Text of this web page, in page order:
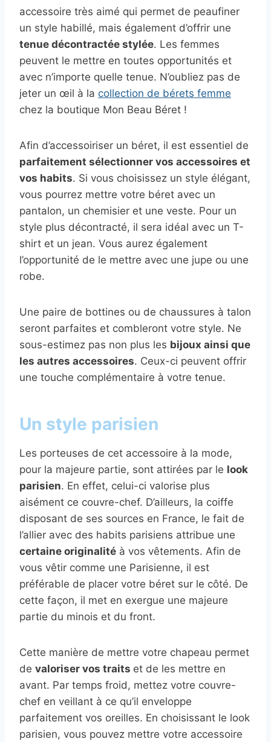
accessoire très aimé qui permet de peaufiner
un style habillé, mais également d’offrir une
tenue décontractée stylée. Les femmes
peuvent le mettre en toutes opportunités et
avec n’importe quelle tenue. N’oubliez pas de
jeter un œil à la collection de bérets femme
chez la boutique Mon Beau Béret !
Afin d’accessoiriser un béret, il est essentiel de
parfaitement sélectionner vos accessoires et
vos habits. Si vous choisissez un style élégant,
vous pourrez mettre votre béret avec un
pantalon, un chemisier et une veste. Pour un
style plus décontracté, il sera idéal avec un T-
shirt et un jean. Vous aurez également
l’opportunité de le mettre avec une jupe ou une
robe.
Une paire de bottines ou de chaussures à talon
seront parfaites et combleront votre style. Ne
sous-estimez pas non plus les bijoux ainsi que
les autres accessoires. Ceux-ci peuvent offrir
une touche complémentaire à votre tenue.
Un style parisien
Les porteuses de cet accessoire à la mode,
pour la majeure partie, sont attirées par le look
parisien. En effet, celui-ci valorise plus
aisément ce couvre-chef. D’ailleurs, la coiffe
disposant de ses sources en France, le fait de
l’allier avec des habits parisiens attribue une
certaine originalité à vos vêtements. Afin de
vous vêtir comme une Parisienne, il est
préférable de placer votre béret sur le côté. De
cette façon, il met en exergue une majeure
partie du minois et du front.
Cette manière de mettre votre chapeau permet
de valoriser vos traits et de les mettre en
avant. Par temps froid, mettez votre couvre-
chef en veillant à ce qu’il enveloppe
parfaitement vos oreilles. En choisissant le look
parisien, vous pouvez mettre votre accessoire